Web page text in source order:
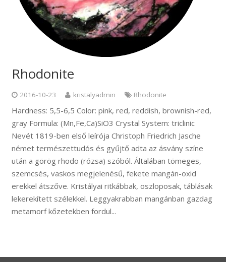
Webshop
Rhodonite
2016-10-23 kristalyadmin Rhodonite
Hardness: 5,5-6,5 Color: pink, red, reddish, brownish-red,
gray Formula: (Mn,Fe,Ca)SiO3 Crystal System: triclinic
Nevét 1819-ben első leírója Christoph Friedrich Jasche
német természettudós és gyűjtő adta az ásvány színe
után a görög rhodo (rózsa) szóból. Általában tömeges,
szemcsés, vaskos megjelenésű, fekete mangán-oxid
erekkel átszőve. Kristályai ritkábbak, oszloposak, táblásak
lekerekített szélekkel. Leggyakrabban mangánban gazdag
metamorf kőzetekben fordul...